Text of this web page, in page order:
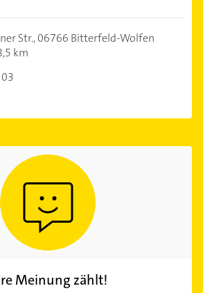
Str.,06766 Bitterfeld-Wolfen
km
Meinung zählt!